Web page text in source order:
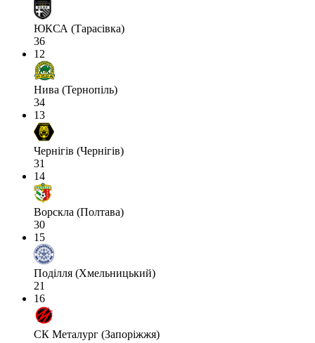
ЮКСА (Тарасівка)
36
12
Нива (Тернопіль)
34
13
Чернігів (Чернігів)
31
14
Ворскла (Полтава)
30
15
Поділля (Хмельницький)
21
16
СК Металург (Запоріжжя)